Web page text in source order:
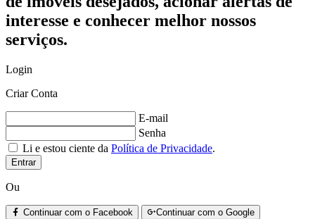
interesse e conhecer melhor nossos
serviços.
Login
Criar Conta
E-mail
Senha
Li e estou ciente da Política de Privacidade.
Entrar
Ou
Continuar com o Facebook Continuar com o Google